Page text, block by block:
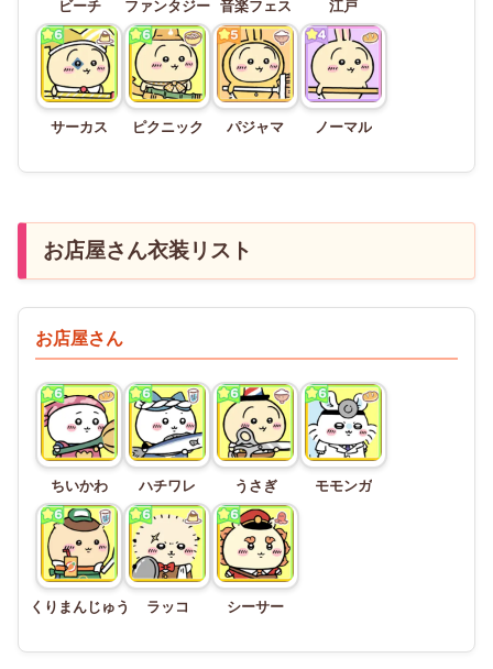
ビーチ ファンタジー 音楽フェス 江戸
サーカス ピクニック パジャマ ノーマル
お店屋さん衣装リスト
お店屋さん
ちいかわ ハチワレ うさぎ モモンガ
くりまんじゅう ラッコ シーサー